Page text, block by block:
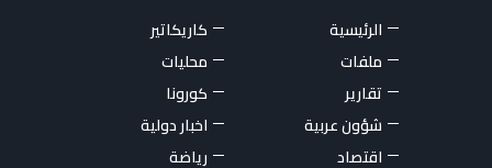
الرئيسية
كاريكاتير
ملفات
محليات
تقارير
كورونا
شؤون عربية
اخبار دولية
اقتصاد
رياضة